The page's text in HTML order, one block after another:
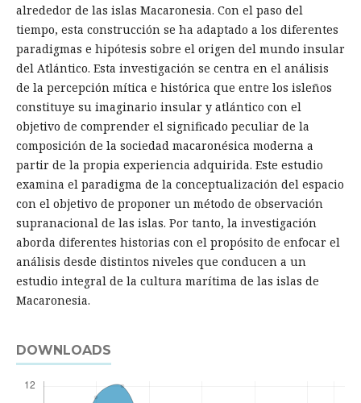
alrededor de las islas Macaronesia. Con el paso del
tiempo, esta construcción se ha adaptado a los diferentes
paradigmas e hipótesis sobre el origen del mundo insular
del Atlántico. Esta investigación se centra en el análisis
de la percepción mítica e histórica que entre los isleños
constituye su imaginario insular y atlántico con el
objetivo de comprender el significado peculiar de la
composición de la sociedad macaronésica moderna a
partir de la propia experiencia adquirida. Este estudio
examina el paradigma de la conceptualización del espacio
con el objetivo de proponer un método de observación
supranacional de las islas. Por tanto, la investigación
aborda diferentes historias con el propósito de enfocar el
análisis desde distintos niveles que conducen a un
estudio integral de la cultura marítima de las islas de
Macaronesia.
DOWNLOADS